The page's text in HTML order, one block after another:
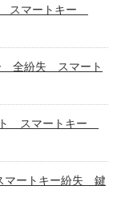
マートキー
全紛失 スマート
スマートキー
ートキー紛失 鍵